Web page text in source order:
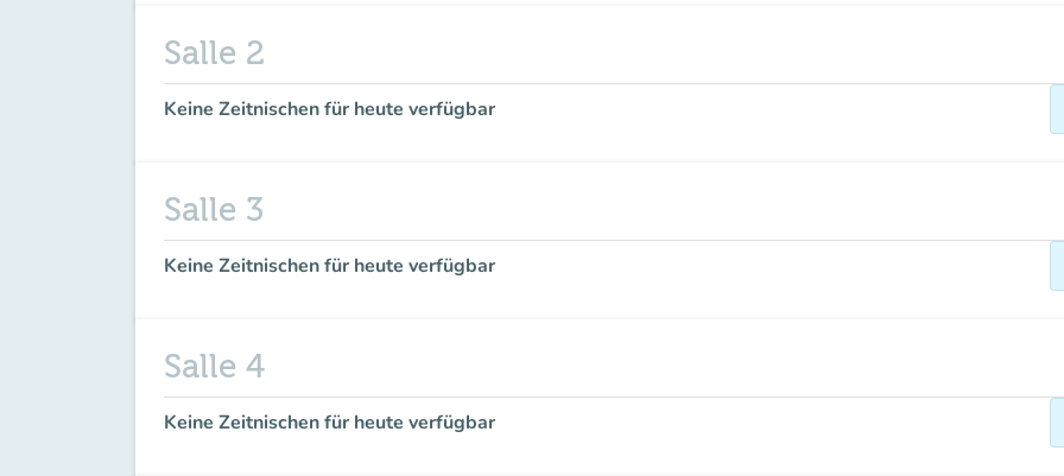
Salle 2
Keine Zeitnischen für heute verfügbar
Salle 3
Keine Zeitnischen für heute verfügbar
Salle 4
Keine Zeitnischen für heute verfügbar